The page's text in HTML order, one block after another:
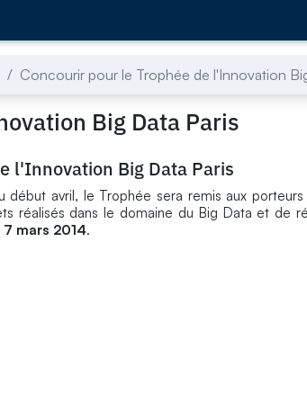
Concourir pour le Trophée de l'Innovation
Big Data Paris
l'Innovation Big Data Paris
début avril, le Trophée sera remis aux
réalisés dans le domaine du Big Data et de
7 mars 2014.